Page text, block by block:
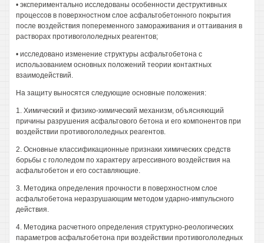
• экспериментально исследованы особенности деструктивных
процессов в поверхностном слое асфальтобетонного покрытия
после воздействия попеременного замораживания и оттаивания в
растворах противогололедных реагентов;
• исследовано изменение структуры асфальтобетона с
использованием основных положений теории контактных
взаимодействий.
На защиту выносятся следующие основные положения:
1. Химический и физико-химический механизм, объясняющий
причины разрушения асфальтового бетона и его компонентов при
воздействии противогололедных реагентов.
2. Основные классификационные признаки химических средств
борьбы с гололедом по характеру агрессивного воздействия на
асфальтобетон и его составляющие.
3. Методика определения прочности в поверхностном слое
асфальтобетона неразрушающим методом ударно-импульсного
действия.
4. Методика расчетного определения структурно-реологических
параметров асфальтобетона при воздействии противогололедных